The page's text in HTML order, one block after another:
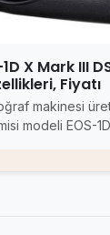
X Mark III
Fiyatı
makinesi
modeli EOS-